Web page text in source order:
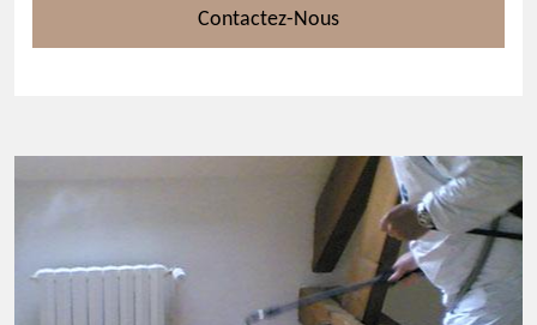
Contactez-Nous